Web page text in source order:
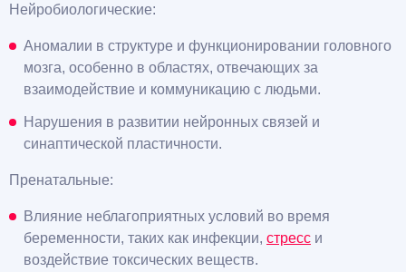
Нейробиологические:
Аномалии в структуре и функционировании головного
мозга, особенно в областях, отвечающих за
взаимодействие и коммуникацию с людьми.
Нарушения в развитии нейронных связей и
синаптической пластичности.
Пренатальные:
Влияние неблагоприятных условий во время
беременности, таких как инфекции, стресс и
воздействие токсических веществ.